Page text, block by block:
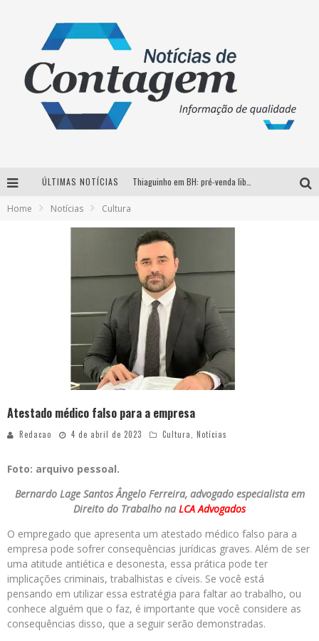
ÚLTIMAS NOTÍCIAS
Home Notícias Cultura
Atestado médico falso para a empresa
Redacao 4 de abril de 2023 Cultura, Notícias
Foto: arquivo pessoal.
Bernardo Lage Santos Ângelo Ferreira, advogado especialista em
Direito do Trabalho na LCA Advogados
O empregado que apresenta um atestado médico falso para a
empresa pode sofrer consequências jurídicas graves. Além de ser
uma atitude antiética e desonesta, essa prática pode ter
implicações criminais, trabalhistas e cíveis. Se você está
pensando em utilizar essa estratégia para faltar ao trabalho, ou
conhece alguém que o faz, é importante que você considere as
consequências disso, que a seguir serão demonstradas.